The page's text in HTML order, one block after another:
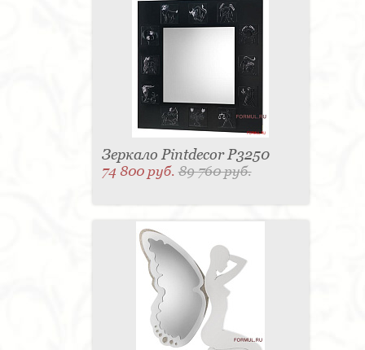
Зеркало Pintdecor P3250
74 800 руб.89 760 руб.